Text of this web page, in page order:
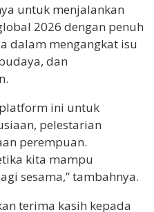
untuk menjalankan
2026 dengan penuh
dalam mengangkat isu
dan
ini untuk
pelestarian
perempuan.
kita mampu
sesama,” tambahnya.
terima kasih kepada